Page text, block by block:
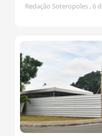
Redação Soteropoles 6